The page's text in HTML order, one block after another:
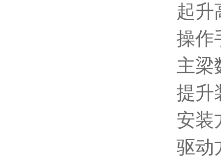
起
操
主
提升
安装
驱动